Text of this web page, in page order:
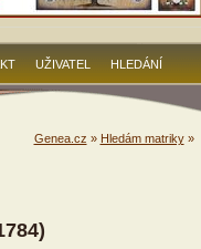
UŽIVATEL HLEDÁNÍ
Genea.cz » Hledám matriky»